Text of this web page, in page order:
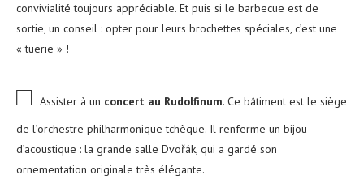
convivialité toujours appréciable. Et puis si le barbecue est de
sortie, un conseil : opter pour leurs brochettes spéciales, c’est une
« tuerie » !
□ Assister à un concert au Rudolfinum. Ce bâtiment est le siège
de l’orchestre philharmonique tchèque. Il renferme un bijou
d’acoustique : la grande salle Dvořák, qui a gardé son
ornementation originale très élégante.